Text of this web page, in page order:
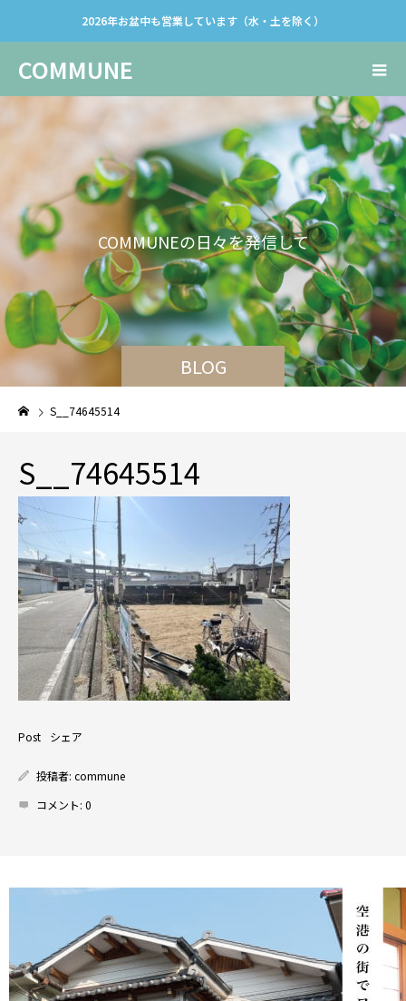
2026年お盆中も営業しています（水・土を除く）
COMMUNE
BLOG
COM MUNEの日々を発信していきます。
S__74645514
S__74645514
Post シェア
投稿者: commune
コメント: 0